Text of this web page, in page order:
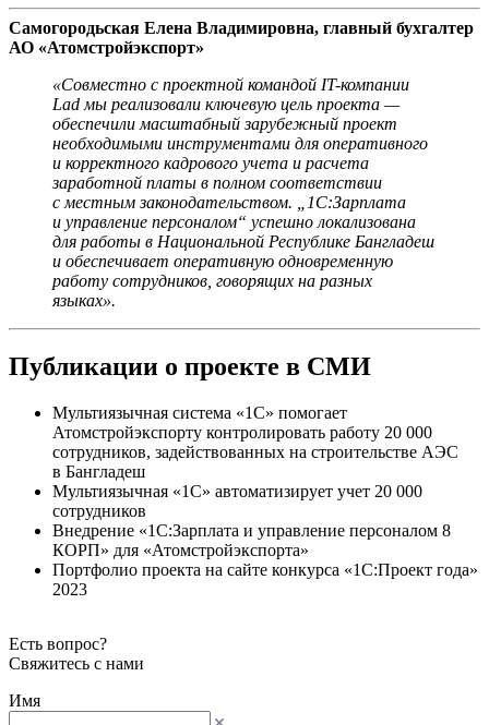
Самогородьская Елена Владимировна, главный бухгалтер
АО «Атомстройэкспорт»
«Совместно с проектной командой IT-компании
Lad мы реализовали ключевую цель проекта —
обеспечили масштабный зарубежный проект
необходимыми инструментами для оперативного
и корректного кадрового учета и расчета
заработной платы в полном соответствии
с местным законодательством. „1С:Зарплата
и управление персоналом“ успешно локализована
для работы в Национальной Республике Бангладеш
и обеспечивает оперативную одновременную
работу сотрудников, говорящих на разных
языках».
Публикации о проекте в СМИ
Мультиязычная система «1С» помогает
Атомстройэкспорту контролировать работу 20 000
сотрудников, задействованных на строительстве АЭС
в Бангладеш
Мультиязычная «1С» автоматизирует учет 20 000
сотрудников
Внедрение «1С:Зарплата и управление персоналом 8
КОРП» для «Атомстройэкспорта»
Портфолио проекта на сайте конкурса «1С:Проект года»
2023
Есть вопрос?
Свяжитесь с нами
Имя